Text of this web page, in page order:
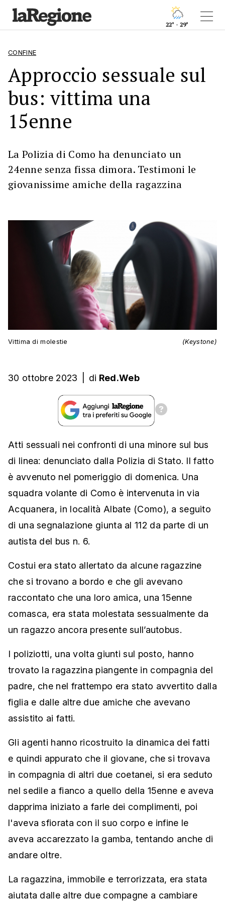
22° - 29°
CONFINE
Approccio sessuale sul
bus: vittima una
15enne
La Polizia di Como ha denunciato un
24enne senza fissa dimora. Testimoni le
giovanissime amiche della ragazzina
Vittima di molestie (Keystone)
30 ottobre 2023 di Red.Web
Atti sessuali nei confronti di una minore sul bus
di linea: denunciato dalla Polizia di Stato. Il fatto
è avvenuto nel pomeriggio di domenica. Una
squadra volante di Como è intervenuta in via
Acquanera, in località Albate (Como), a seguito
di una segnalazione giunta al 112 da parte di un
autista del bus n. 6.
Costui era stato allertato da alcune ragazzine
che si trovano a bordo e che gli avevano
raccontato che una loro amica, una 15enne
comasca, era stata molestata sessualmente da
un ragazzo ancora presente sull’autobus.
I poliziotti, una volta giunti sul posto, hanno
trovato la ragazzina piangente in compagnia del
padre, che nel frattempo era stato avvertito dalla
figlia e dalle altre due amiche che avevano
assistito ai fatti.
Gli agenti hanno ricostruito la dinamica dei fatti
e quindi appurato che il giovane, che si trovava
in compagnia di altri due coetanei, si era seduto
nel sedile a fianco a quello della 15enne e aveva
dapprima iniziato a farle dei complimenti, poi
l'aveva sfiorata con il suo corpo e infine le
aveva accarezzato la gamba, tentando anche di
andare oltre.
La ragazzina, immobile e terrorizzata, era stata
aiutata dalle altre due compagne a cambiare